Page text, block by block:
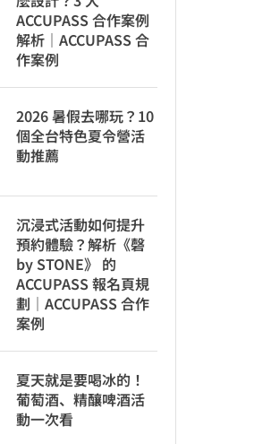
ACCUPASS 合作案例
解析｜ACCUPASS 合
作案例
2026 暑假去哪玩？10
個全台特色夏令營活
動推薦
沉浸式活動如何提升
預約體驗？解析《磬
by STONE》 的
ACCUPASS 報名頁規
劃｜ACCUPASS 合作
案例
夏天就是要喝冰的！
葡萄酒、精釀啤酒活
動一次看